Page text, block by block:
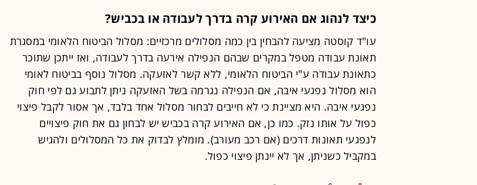
כיצד לנהוג אם האירוע קרה בדרך לעבודה או בכביש?
עו"ד קוסטה מציעה להבחין בין כמה מסלולים מרכזיים: מסלול הביטוח הלאומי במסגרת
תאונת עבודה מטפל במקרים שבהם הנפילה אירעה בדרך לעבודה, ואז ייתכן שתוכר
כתאונת עבודה ע"י הביטוח הלאומי, ללא קשר לאזעקה. מסלול נוסף בביטוח לאומי
הוא מסלול נפגעי איבה, אם הנפילה נגרמה בשל האזעקה ניתן לתבוע גם לפי חוק
נפגעי איבה. היא מציינת כי לא חייבים לבחור מסלול אחד בלבד, אך אסור לקבל פיצוי
כפול על אותו נזק. כמו כן, אם האירוע קרה בכביש יש לבחון גם את חוק פיצויים
לנפגעי תאונות דרכים (אם רכב מעורב). מומלץ לבדוק את כל המסלולים ולהגיש
במקביל כשניתן, אך לא יינתן פיצוי כפול.